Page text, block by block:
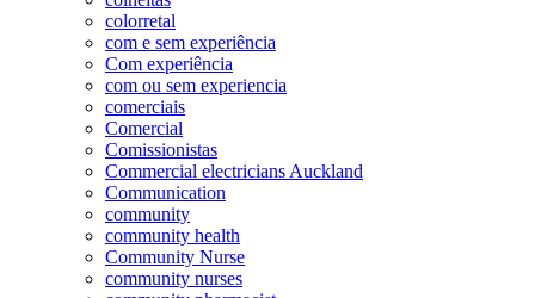
colorretal
com e sem experiência
Com experiência
com ou sem experiencia
comerciais
Comercial
Comissionistas
Commercial electricians Auckland
Communication
community
community health
Community Nurse
community nurses